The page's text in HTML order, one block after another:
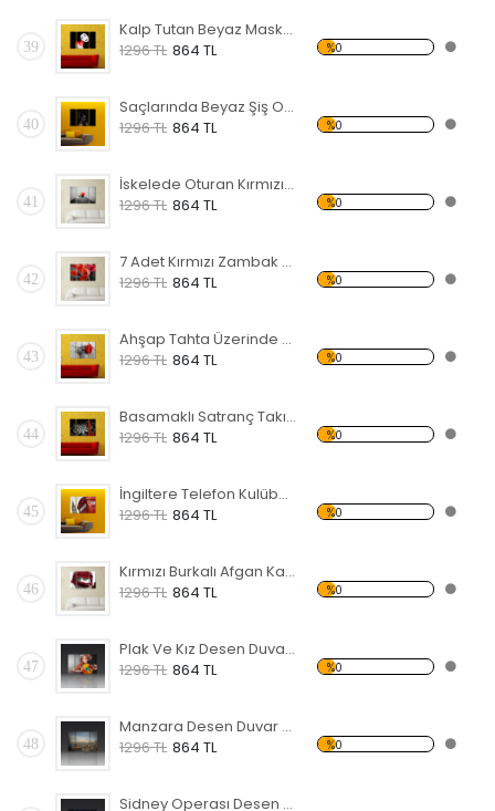
39
Kalp Tutan Beyaz Maske Forex Tablo
1296 TL 864 TL %0
40
Saçlarında Beyaz Şiş Olan Siyahi Kadın Forex Tablo
1296 TL 864 TL %0
41
İskelede Oturan Kırmızı Şemsiyeli Kadın Forex Tablo
1296 TL 864 TL %0
42
7 Adet Kırmızı Zambak Forex Tablo
1296 TL 864 TL %0
43
Ahşap Tahta Üzerinde Kırmızı Gül Forex Tablo
1296 TL 864 TL %0
44
Basamaklı Satranç Takımı Forex Tablo
1296 TL 864 TL %0
45
İngiltere Telefon Kulübesi Forex Tablo
1296 TL 864 TL %0
46
Kırmızı Burkalı Afgan Kadın Forex Tablo
1296 TL 864 TL %0
47
Plak Ve Kız Desen Duvar Panosu
1296 TL 864 TL %0
48
Manzara Desen Duvar Panosu
1296 TL 864 TL %0
Sidney Operası Desen Duvar Panosu